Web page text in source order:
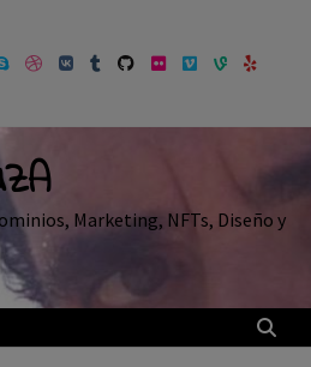
Marketing, NFTs, Diseño y